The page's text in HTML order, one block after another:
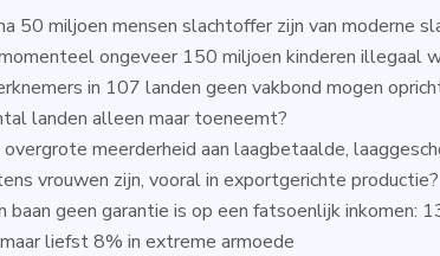
50 miljoen mensen slachtoffer zijn van moderne
ongeveer 150 miljoen kinderen illegaal
in 107 landen geen vakbond mogen
landen alleen maar toeneemt?
overgrote meerderheid aan laagbetaalde,
vrouwen zijn, vooral in exportgerichte productie?
baan geen garantie is op een fatsoenlijk inkomen:
liefst 8% in extreme armoede